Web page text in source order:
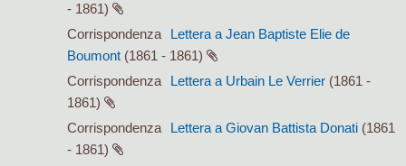
- 1861)
Corrispondenza
Lettera a Jean Baptiste Elie de
Boumont (1861 - 1861)
Corrispondenza
Lettera a Urbain Le Verrier (1861 -
1861)
Corrispondenza
Lettera a Giovan Battista Donati (1861
- 1861)